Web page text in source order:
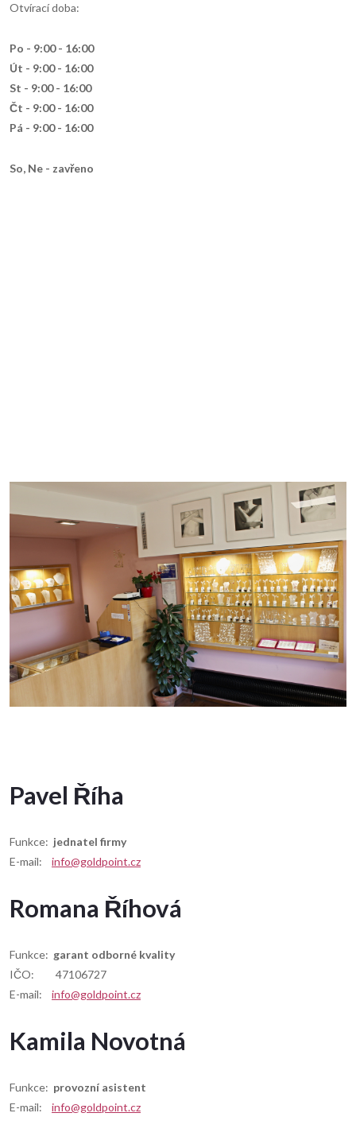
Otvírací doba:
Po - 9:00 - 16:00
Út - 9:00 - 16:00
St - 9:00 - 16:00
Čt - 9:00 - 16:00
Pá - 9:00 - 16:00
So, Ne - zavřeno
Pavel Říha
Funkce: jednatel firmy
E-mail: info@goldpoint.cz
Romana Říhová
Funkce: garant odborné kvality
IČO: 47106727
E-mail: info@goldpoint.cz
Kamila Novotná
Funkce: provozní asistent
E-mail: info@goldpoint.cz